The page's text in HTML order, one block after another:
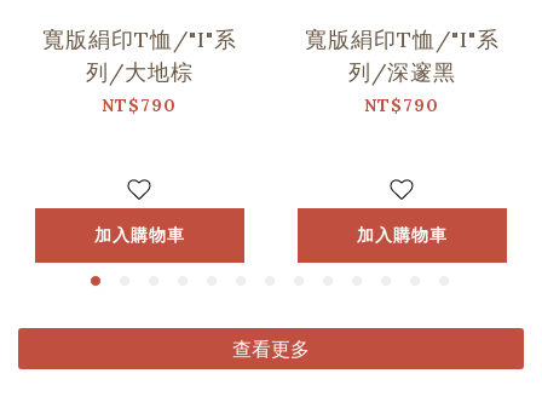
寬版絹印T恤/"I"系
列/大地棕
NT$790
加入購物車
寬版絹印T恤/"I"系
列/深邃黑
NT$790
加入購物車
查看更多